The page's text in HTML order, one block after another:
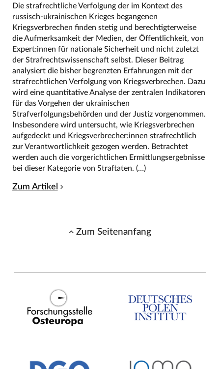
Die strafrechtliche Verfolgung der im Kontext des
russisch-ukrainischen Krieges begangenen
Kriegsverbrechen finden stetig und berechtigterweise
die Aufmerksamkeit der Medien, der Öffentlichkeit, von
Expert:innen für nationale Sicherheit und nicht zuletzt
der Strafrechtswissenschaft selbst. Dieser Beitrag
analysiert die bisher begrenzten Erfahrungen mit der
strafrechtlichen Verfolgung von Kriegsverbrechen. Dazu
wird eine quantitative Analyse der zentralen Indikatoren
für das Vorgehen der ukrainischen
Strafverfolgungsbehörden und der Justiz vorgenommen.
Insbesondere wird untersucht, wie Kriegsverbrechen
aufgedeckt und Kriegsverbrecher:innen strafrechtlich
zur Verantwortlichkeit gezogen werden. Betrachtet
werden auch die vorgerichtlichen Ermittlungsergebnisse
bei dieser Kategorie von Straftaten. (…)
Zum Artikel
Zum Seitenanfang